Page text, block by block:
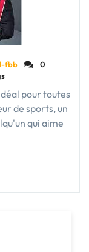
fbb
0
pour toutes
de sports, un
qui aime